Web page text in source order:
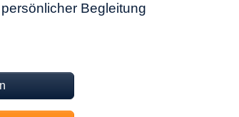
Begleitung